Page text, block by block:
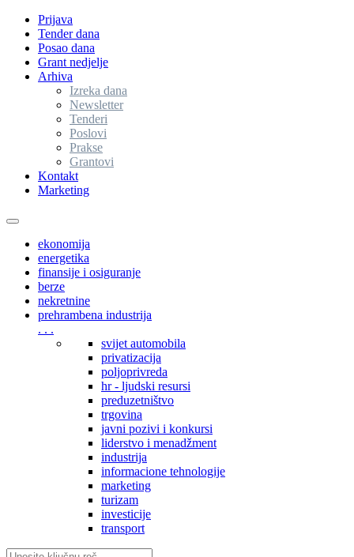
Prijava
Tender dana
Posao dana
Grant nedjelje
Arhiva
Izreka dana
Newsletter
Tenderi
Poslovi
Prakse
Grantovi
Kontakt
Marketing
Toggle
navigationekonomija
energetika
finansije i osiguranje
berze
nekretnine
prehrambena industrija
. . .
svijet automobila
privatizacija
poljoprivreda
hr - ljudski resursi
preduzetništvo
trgovina
javni pozivi i konkursi
liderstvo i menadžment
industrija
informacione tehnologije
marketing
turizam
investicije
transport